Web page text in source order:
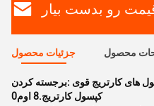
رو بدست بیار
جزئیات محصول محصول
برجسته کردن: های کارتریج قوی
0کپسول کارتریج.8 اوم